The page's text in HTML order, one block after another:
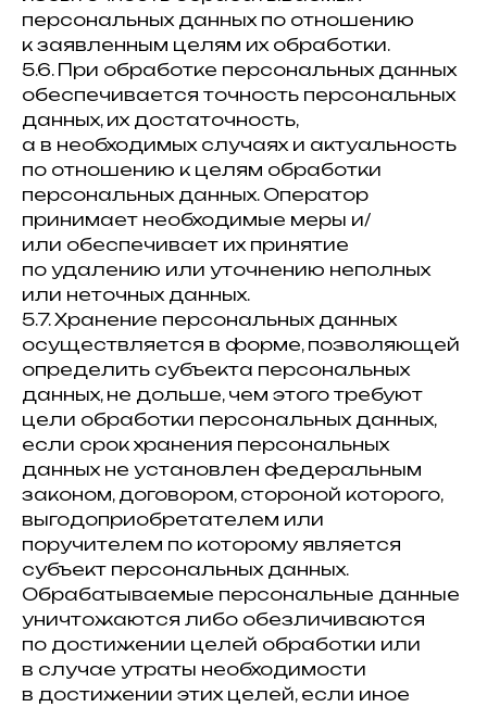
персональных данных по отношению
к заявленным целям их обработки.
5.6. При обработке персональных данных
обеспечивается точность персональных
данных, их достаточность,
а в необходимых случаях и актуальность
по отношению к целям обработки
персональных данных. Оператор
принимает необходимые меры и/
или обеспечивает их принятие
по удалению или уточнению неполных
или неточных данных.
5.7. Хранение персональных данных
осуществляется в форме, позволяющей
определить субъекта персональных
данных, не дольше, чем этого требуют
цели обработки персональных данных,
если срок хранения персональных
данных не установлен федеральным
законом, договором, стороной которого,
выгодоприобретателем или
поручителем по которому является
субъект персональных данных.
Обрабатываемые персональные данные
уничтожаются либо обезличиваются
по достижении целей обработки или
в случае утраты необходимости
в достижении этих целей, если иное